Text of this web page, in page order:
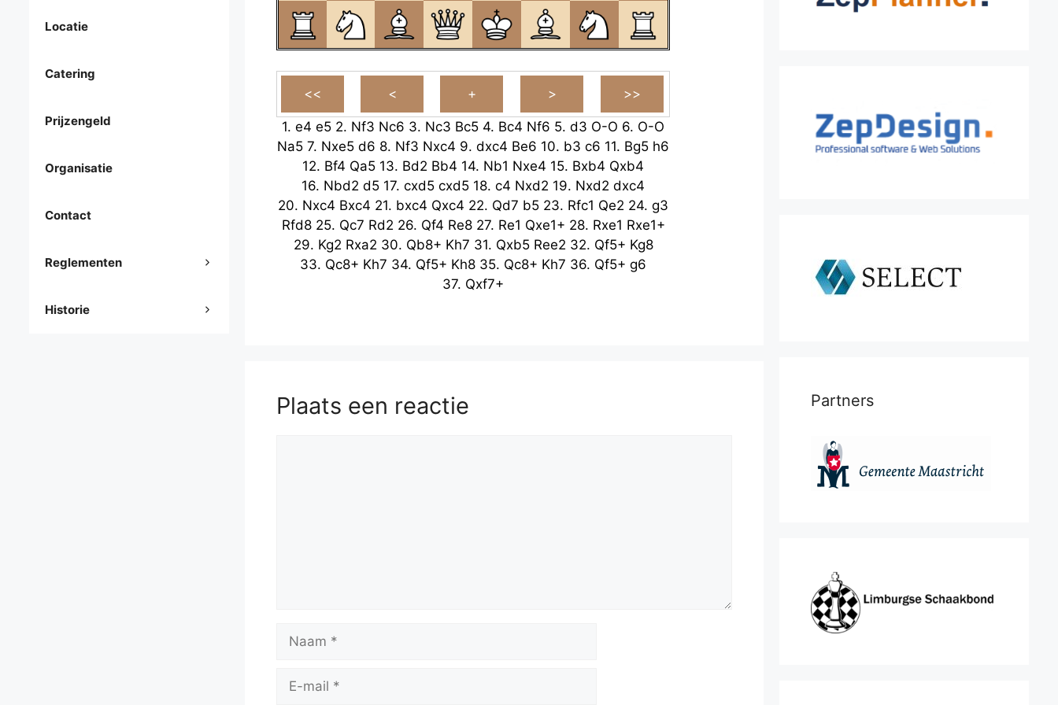
1. e4 e5 2. Nf3 Nc6 3. Nc3 Bc5 4. Bc4 Nf6 5. d3 O-O 6. O-O
Na5 7. Nxe5 d6 8. Nf3 Nxc4 9. dxc4 Be6 10. b3 c6 11. Bg5 h6
12. Bf4 Qa5 13. Bd2 Bb4 14. Nb1 Nxe4 15. Bxb4 Qxb4
16. Nbd2 d5 17. cxd5 cxd5 18. c4 Nxd2 19. Nxd2 dxc4
20. Nxc4 Bxc4 21. bxc4 Qxc4 22. Qd7 b5 23. Rfc1 Qe2 24. g3
Rfd8 25. Qc7 Rd2 26. Qf4 Re8 27. Re1 Qxe1+ 28. Rxe1 Rxe1+
29. Kg2 Rxa2 30. Qb8+ Kh7 31. Qxb5 Ree2 32. Qf5+ Kg8
33. Qc8+ Kh7 34. Qf5+ Kh8 35. Qc8+ Kh7 36. Qf5+ g6
37. Qxf7+
Plaats een reactie
mail
Locatie
Catering
Prijzengeld
Organisatie
Contact
Reglementen
Historie
Partners